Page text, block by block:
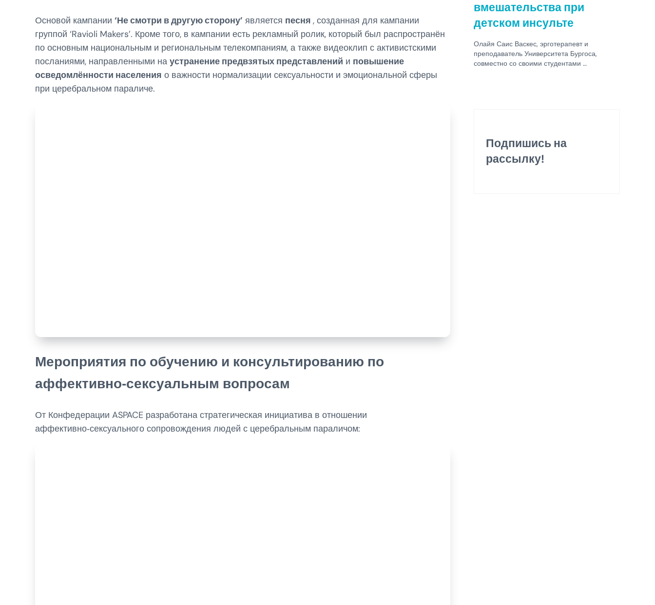
Основой кампании ‘Не смотри в другую сторону’ является песня , созданная для кампании
группой ‘Ravioli Makers’. Кроме того, в кампании есть рекламный ролик, который был распространён
по основным национальным и региональным телекомпаниям, а также видеоклип с активистскими
посланиями, направленными на устранение предвзятых представлений и повышение
осведомлённости населения о важности нормализации сексуальности и эмоциональной сферы
при церебральном параличе.
Мероприятия по обучению и консультированию по
аффективно‑сексуальным вопросам
От Конфедерации ASPACE разработана стратегическая инициатива в отношении
аффективно‑сексуального сопровождения людей с церебральным параличом:
вмешательства при
детском инсульте
Олайя Саис Васкес, эрготерапевт и
преподаватель Университета Бургоса,
совместно со своими студентами …
Подпишись на
рассылку!